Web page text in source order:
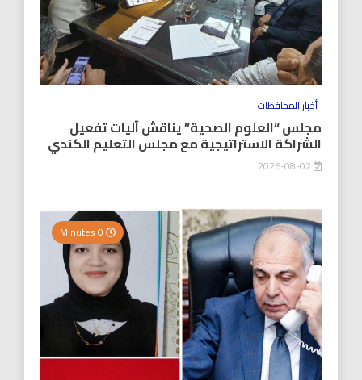
أخبار المحافظات
مجلس “العلوم الصحية” يناقش آليات تفعيل
الشراكة الاستراتيجية مع مجلس التعليم الكندي